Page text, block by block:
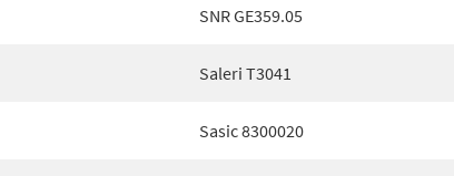
SNR GE359.05
Saleri T3041
Sasic 8300020